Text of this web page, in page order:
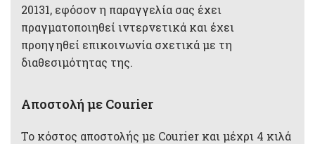
20131, εφόσον η παραγγελία σας έχει
πραγματοποιηθεί ιντερνετικά και έχει
προηγηθεί επικοινωνία σχετικά με τη
διαθεσιμότητας της.
Αποστολή με Courier
Το κόστος αποστολής με Courier και μέχρι 4 κιλά